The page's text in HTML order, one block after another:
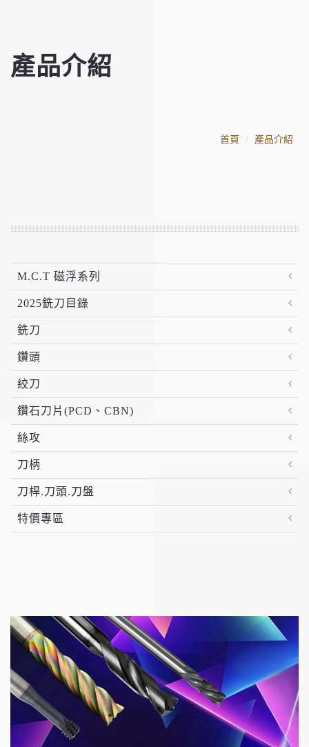
產品介紹
首頁 產品介紹
M.C.T 磁浮系列
2025銑刀目錄
銑刀
鑽頭
絞刀
鑽石刀片(PCD、CBN)
絲攻
刀柄
刀桿.刀頭.刀盤
特價專區